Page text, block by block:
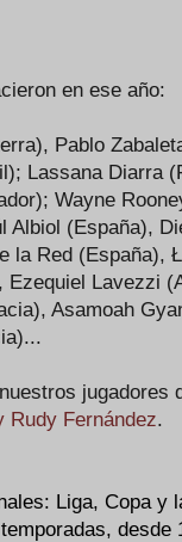
en ese año:
Pablo
Lassana Diarra
Wayne
Albiol (España),
la Red (España),
Ezequiel Lavezzi
Asamoah
jugadores
Rudy Fernández.
Liga, Copa y
desde